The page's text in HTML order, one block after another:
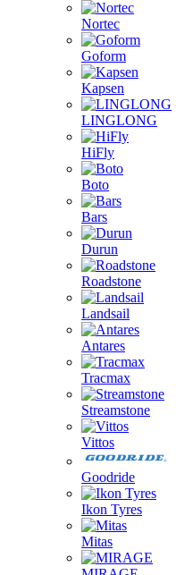
Nortec
Goform
Kapsen
LINGLONG
HiFly
Boto
Bars
Durun
Roadstone
Landsail
Antares
Tracmax
Streamstone
Vittos
Goodride
Ikon Tyres
Mitas